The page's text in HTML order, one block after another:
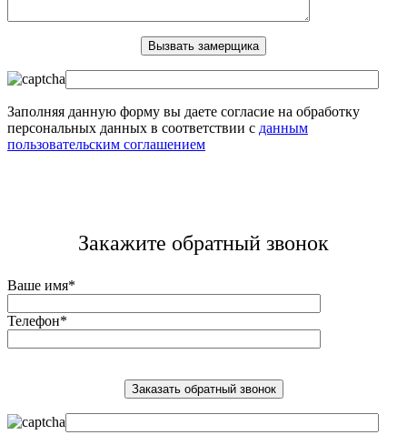
Заполняя данную форму вы даете согласие на обработку
персональных данных в соответствии с данным
пользовательским соглашением
Закажите обратный звонок
Ваше имя*
Телефон*